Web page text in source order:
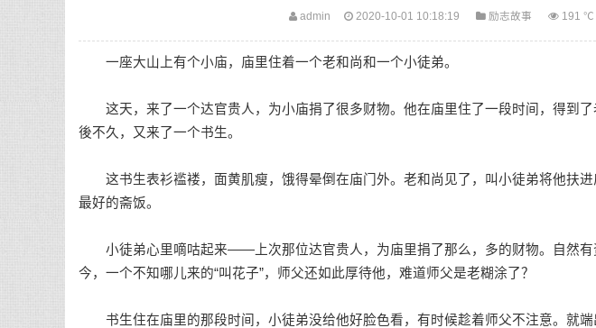
admin 2020-10-01 10:18:19 励志故事 191 ℃
一座大山上有个小庙，庙里住着一个老和尚和一个小徒弟。
这天，来了一个达官贵人，为小庙捐了很多财物。他在庙里住了一段时间，得到了
後不久，又来了一个书生。
这书生表衫褴褛，面黄肌瘦，饿得晕倒在庙门外。老和尚见了，叫小徒弟将他扶进
最好的斋饭。
小徒弟心里嘀咕起来——上次那位达官贵人，为庙里捐了那么，多的财物。自然有
今，一个不知哪儿来的“叫花子”，师父还如此厚待他，难道师父是老糊涂了？
书生住在庙里的那段时间，小徒弟没给他好脸色看，有时候趁着师父不注意。就端